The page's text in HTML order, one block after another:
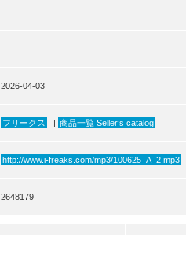
2026-04-03
フリークス | 商品一覧 Seller’s catalog
http://www.i-freaks.com/mp3/100625_A_2.mp3
2648179